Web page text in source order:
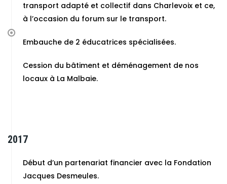
transport adapté et collectif dans Charlevoix et ce,
à l’occasion du forum sur le transport.
Embauche de 2 éducatrices spécialisées.
Cession du bâtiment et déménagement de nos
locaux à La Malbaie.
2017
Début d’un partenariat financier avec la Fondation
Jacques Desmeules.